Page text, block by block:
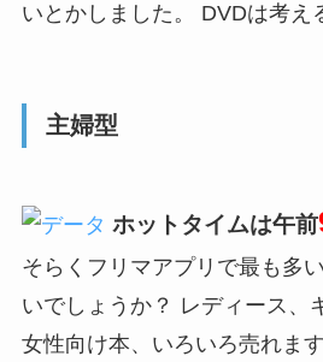
いとかしました。 DVDは考え
主婦型
ホットタイムは午前
そらくフリマアプリで最も多
いでしょうか？ レディース、
女性向け本、いろいろ売れま